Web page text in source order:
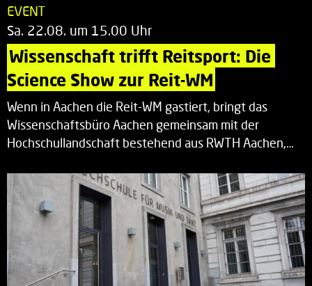
EVENT
Sa. 22.08. um 15.00 Uhr
Wissenschaft trifft Reitsport: Die
Science Show zur Reit-WM
Wenn in Aachen die Reit-WM gastiert, bringt das
Wissenschaftsbüro Aachen gemeinsam mit der
Hochschullandschaft bestehend aus RWTH Aachen,…